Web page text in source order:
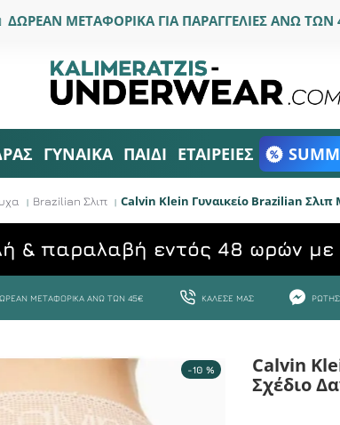
ΔΩΡΕΑΝ ΜΕΤΑΦΟΡΙΚΑ ΓΙΑ ΠΑΡΑΓΓΕΛΙΕΣ ΑΝΩ ΤΩΝ
ΓΥΝΑΙΚΑ ΠΑΙΔΙ ΕΤΑΙΡΕΙΕΣ
Brazilian Σλιπ Calvin Klein Γυναικείο Brazilian Σλιπ
& παραλαβή εντός 48 ωρών με
ΜΕΤΑΦΟΡΙΚΆ ΆΝΩ ΤΩΝ 45€ ΚΆΛΕΣΕ ΜΑΣ
-10 %
Calvin
Σχέδιο